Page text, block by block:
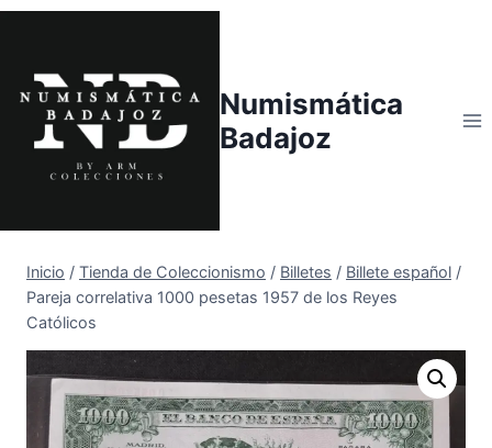
Saltar
contenido
Numismática
Badajoz
Inicio / Tienda de Coleccionismo / Billetes / Billete español /
Pareja correlativa 1000 pesetas 1957 de los Reyes
Católicos